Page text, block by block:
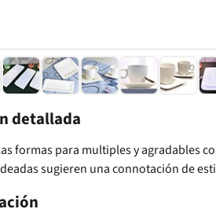
detallada
formas para multiples y agradables
sugieren una connotación de